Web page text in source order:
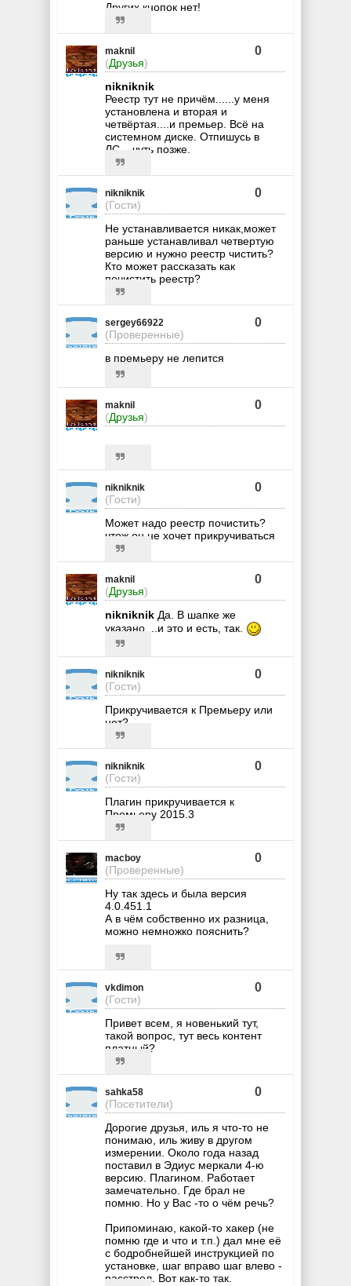
Других кнопок нет!
maknil
(Друзья)
0
nikniknik
Реестр тут не причём......у меня
установлена и вторая и
четвёртая....и премьер. Всё на
системном диске. Отпишусь в
ЛС....чуть позже.
nikniknik
(Гости)
0
Не устанавливается никак,может
раньше устанавливал четвертую
версию и нужно реестр чистить?
Кто может рассказать как
почистить реестр?
sergey66922
(Проверенные)
0
в премьеру не лепится
maknil
(Друзья)
0
nikniknik
(Гости)
0
Может надо реестр почистить?
чтож он не хочет прикручиваться
maknil
(Друзья)
0
nikniknik Да. В шапке же
указано....и это и есть, так.
nikniknik
(Гости)
0
Прикручивается к Премьеру или
нет?
nikniknik
(Гости)
0
Плагин прикручивается к
Премьеру 2015.3
macboy
(Проверенные)
0
Ну так здесь и была версия
4.0.451.1
А в чём собственно их разница,
можно немножко пояснить?
vkdimon
(Гости)
0
Привет всем, я новенький тут,
такой вопрос, тут весь контент
платный?
sahka58
(Посетители)
0
Дорогие друзья, иль я что-то не
понимаю, иль живу в другом
измерении. Около года назад
поставил в Эдиус меркали 4-ю
версию. Плагином. Работает
замечательно. Где брал не
помню. Но у Вас -то о чём речь?
Припоминаю, какой-то хакер (не
помню где и что и т.п.) дал мне её
с бодробнейшей инструкцией по
установке, шаг вправо шаг влево -
расстрел. Вот как-то так.